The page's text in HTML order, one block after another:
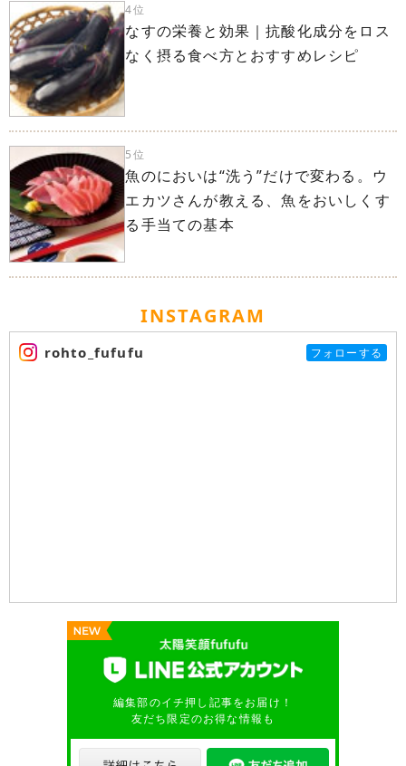
4位
なすの栄養と効果｜抗酸化成分をロス
なく摂る食べ方とおすすめレシピ
5位
魚のにおいは“洗う”だけで変わる。ウ
エカツさんが教える、魚をおいしくす
る手当ての基本
INSTAGRAM
rohto_fufufu フォローする
編集部のイチ押し記事をお届け！
友だち限定のお得な情報も